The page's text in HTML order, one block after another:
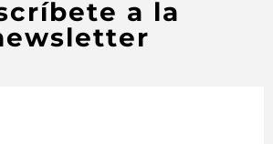
a la